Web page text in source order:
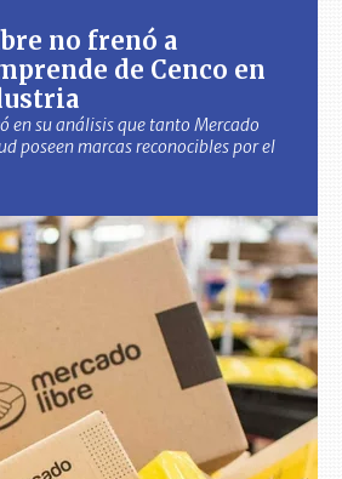
no frenó a
de Cenco en
en su análisis que tanto Mercado
poseen marcas reconocibles por el